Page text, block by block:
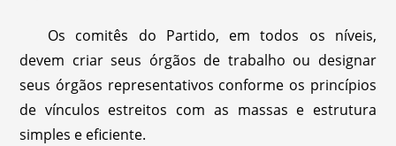
Os comitês do Partido, em todos os níveis,
devem criar seus órgãos de trabalho ou designar
seus órgãos representativos conforme os princípios
de vínculos estreitos com as massas e estrutura
simples e eficiente.